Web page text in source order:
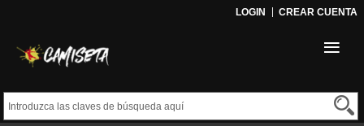
LOGIN CREAR CUENTA